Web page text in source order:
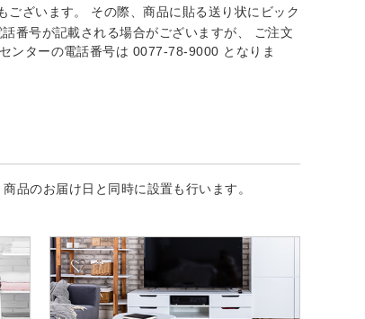
ざいます。 その際、商品に貼る送り状にビック
番号が記載される場合がございますが、 ご注文
ンターの電話番号は 0077-78-9000 となりま
品のお届け日と同時に設置も行います。